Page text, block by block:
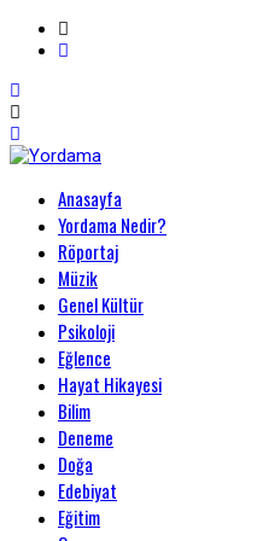
Yordama
PrimaryAnasayfa
Yordama Nedir?
Röportaj
Müzik
Genel Kültür
Psikoloji
Eğlence
Hayat Hikayesi
Bilim
Deneme
Doğa
Edebiyat
Eğitim